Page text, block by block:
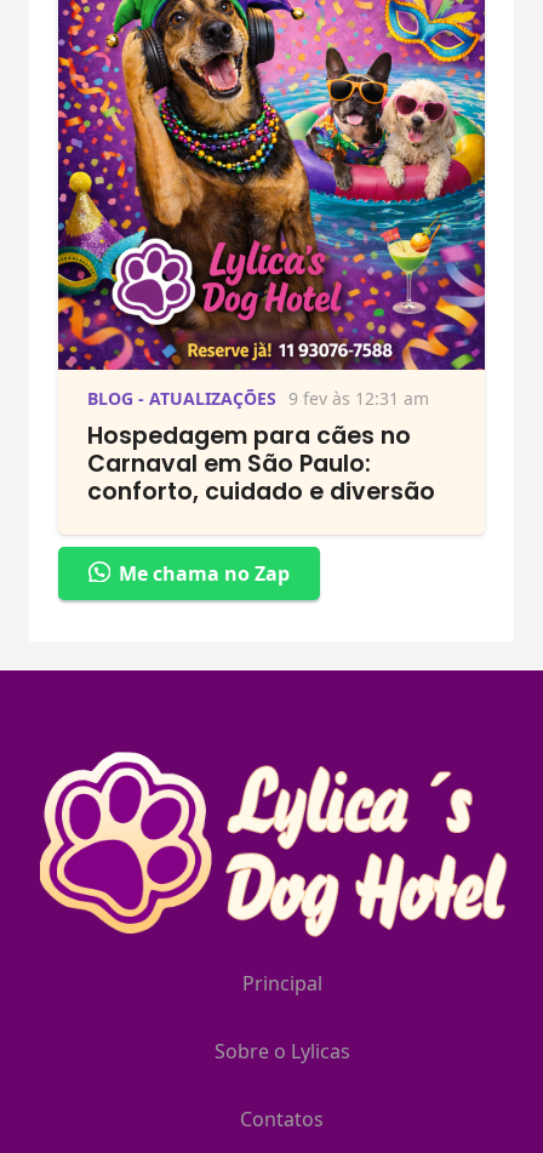
BLOG - ATUALIZAÇÕES 9 fev às 12:31 am
Hospedagem para cães no
Carnaval em São Paulo:
conforto, cuidado e diversão
Me chama no Zap
Principal
Sobre o Lylicas
Contatos